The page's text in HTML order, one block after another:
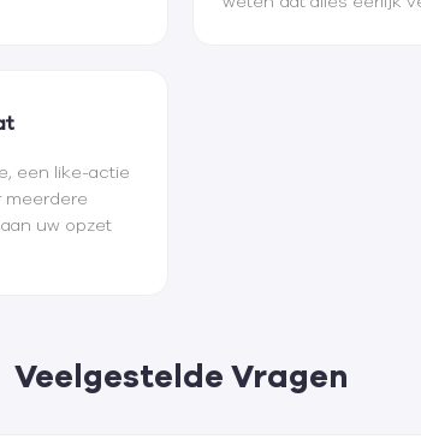
een like-actie
uw opzet
Veelgestelde Vragen